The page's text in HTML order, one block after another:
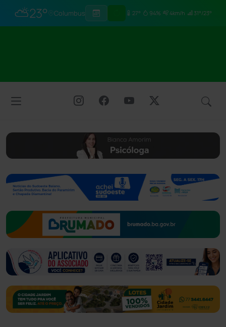
⛅23° Columbus 27° 94% 4km/h 31°/23°